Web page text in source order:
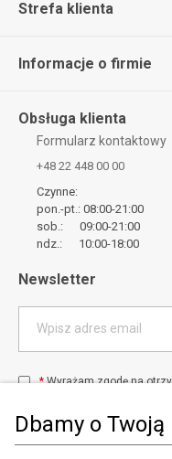
Dbamy o
Strefa klienta
Informacje o firmie
Obsługa klienta
Formularz kontaktowy
+48 22 448 00 00
Czynne:
pon.-pt.: 08:00-21:00
sob.: 09:00-21:00
ndz.: 10:00-18:00
Newsletter
Wpisz adres email
*Wyrażam zgodę na
elektronicznej (e-mail).
W każdej chwili możesz